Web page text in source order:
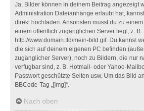
Ja, Bilder können in deinem Beitrag angezeigt
Administration Dateianhänge erlaubt hat,
direkt hochladen. Ansonsten musst du zu
einem öffentlich zugänglichen Server liegt, z. B.
http://www.domain.tld/mein-bild.gif. Du kannst
die sich auf deinem eigenen PC befinden
zugänglicher Server), noch zu Bildern, die nur
verfügbar sind, z. B. Hotmail- oder Yahoo-
Passwort geschützte Seiten usw. Um das Bild
BBCode-Tag „[img]“.
Nach oben